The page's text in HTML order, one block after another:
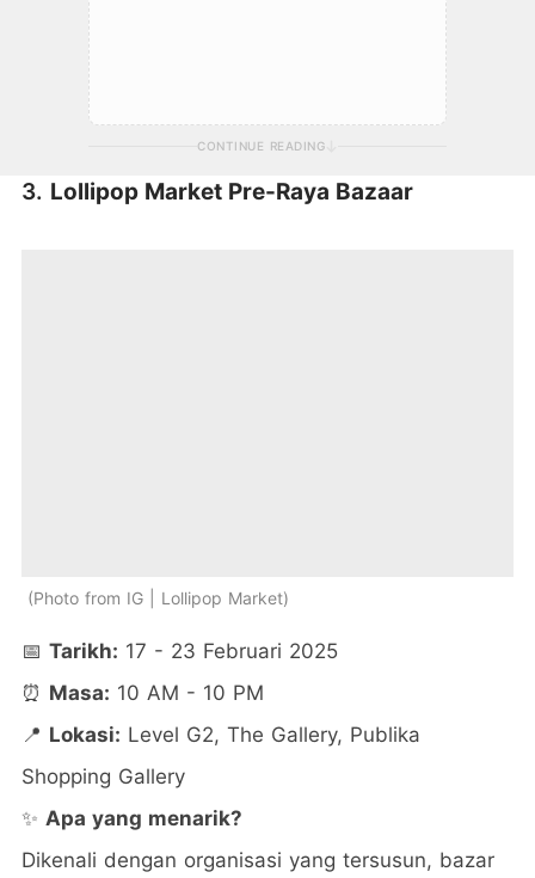
CONTINUE READING
3. Lollipop Market Pre-Raya Bazaar
Photo from IG | Lollipop Market
📅 Tarikh: 17 - 23 Februari 2025
⏰ Masa: 10 AM - 10 PM
📍 Lokasi: Level G2, The Gallery, Publika
Shopping Gallery
✨ Apa yang menarik?
Dikenali dengan organisasi yang tersusun, bazar